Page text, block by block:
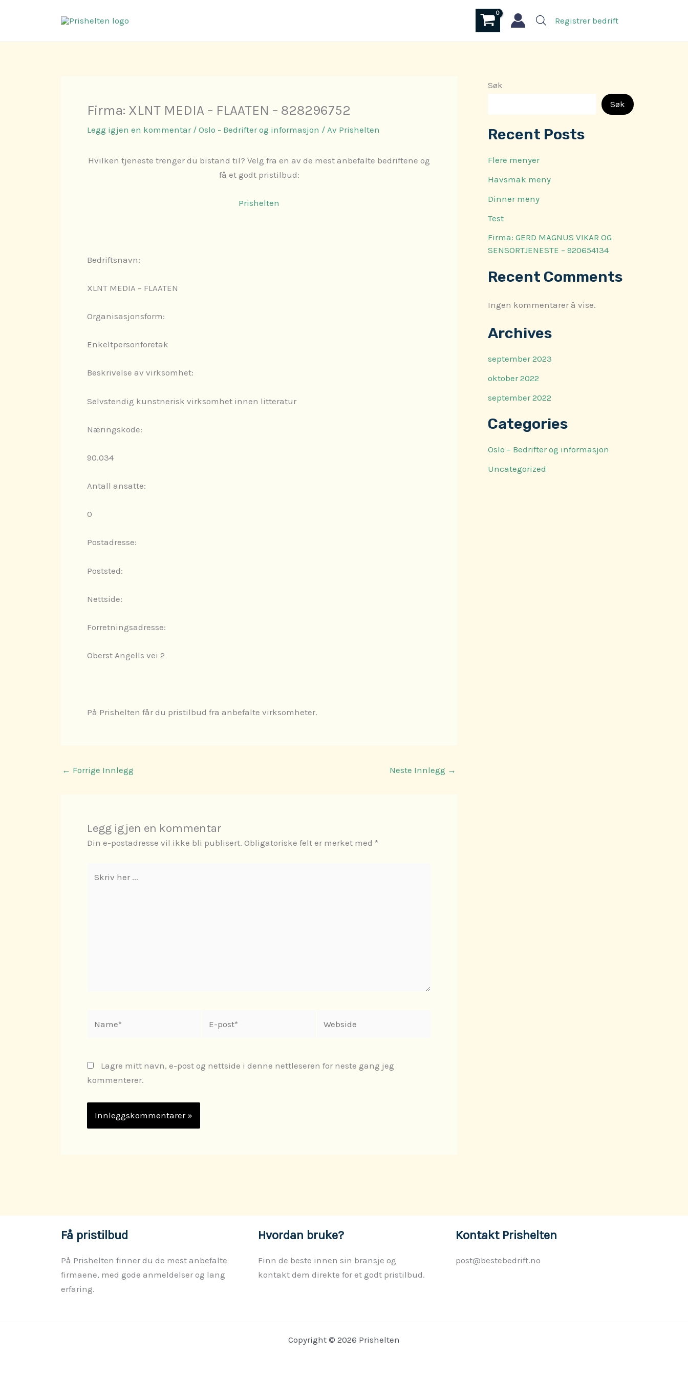
Registrer bedrift
Firma: XLNT MEDIA – FLAATEN – 828296752
Legg igjen en kommentar / Oslo - Bedrifter og informasjon / Av Prishelten
Hvilken tjeneste trenger du bistand til? Velg fra en av de mest anbefalte bedriftene og
få et godt pristilbud:
Prishelten
Bedriftsnavn:
XLNT MEDIA – FLAATEN
Organisasjonsform:
Enkeltpersonforetak
Beskrivelse av virksomhet:
Selvstendig kunstnerisk virksomhet innen litteratur
Næringskode:
90.034
Antall ansatte:
0
Postadresse:
Poststed:
Nettside:
Forretningsadresse:
Oberst Angells vei 2
På Prishelten får du pristilbud fra anbefalte virksomheter.
← Forrige Innlegg Neste Innlegg →
Legg igjen en kommentar
Din e-postadresse vil ikke bli publisert. Obligatoriske felt er merket med *
post*
Lagre mitt navn, e-post og nettside i denne nettleseren for neste gang jeg
kommenterer.
Søk
Søk
Recent Posts
Flere menyer
Havsmak meny
Dinner meny
Test
Firma: GERD MAGNUS VIKAR OG
SENSORTJENESTE – 920654134
Recent Comments
Ingen kommentarer å vise.
Archives
september 2023
oktober 2022
september 2022
Categories
Oslo – Bedrifter og informasjon
Uncategorized
Få pristilbud
På Prishelten finner du de mest anbefalte
firmaene, med gode anmeldelser og lang
erfaring.
Hvordan bruke?
Finn de beste innen sin bransje og
kontakt dem direkte for et godt pristilbud.
Kontakt Prishelten
post@bestebedrift.no
Copyright © 2026 Prishelten